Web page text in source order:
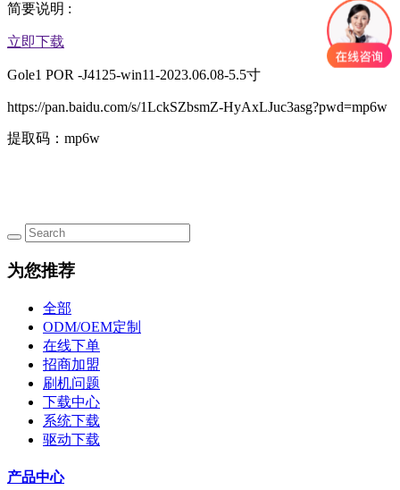
简要说明 :
立即下载
Gole1 POR -J4125-win11-2023.06.08-5.5寸
https://pan.baidu.com/s/1LckSZbsmZ-HyAxLJuc3asg?pwd=mp6w
提取码：mp6w
为您推荐
全部
ODM/OEM定制
在线下单
招商加盟
刷机问题
下载中心
系统下载
驱动下载
产品中心